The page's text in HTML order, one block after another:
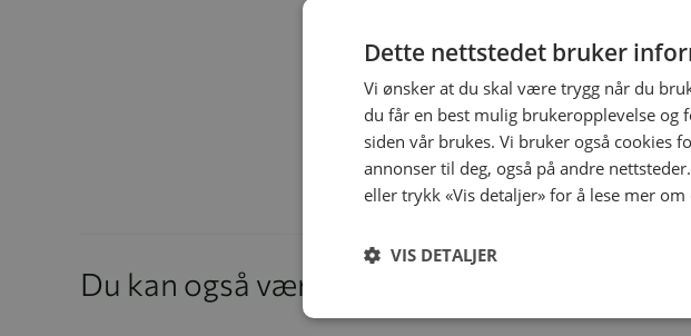
Du kan også være interessert i følgende
Dette nettstedet bruker
Vi ønsker at du skal være trygg når du
du får en best mulig brukeropplevelse og
siden vår brukes. Vi bruker også cookies
annonser til deg, også på andre
eller trykk «Vis detaljer» for å lese mer om
VIS DETALJER